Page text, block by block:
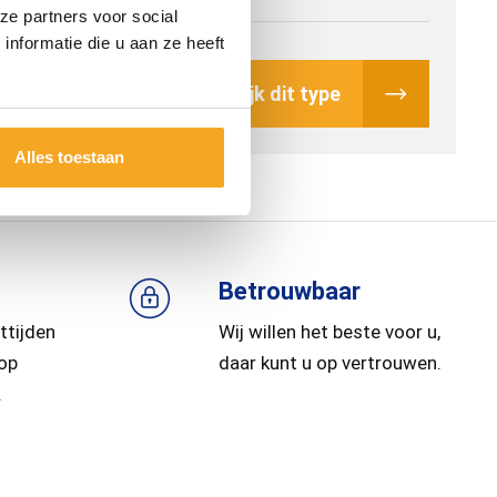
partners voor social
die u aan ze heeft
Alles toestaan
Bekijk dit type
Betrouwbaar
Wij willen het beste voor u,
daar kunt u op vertrouwen.